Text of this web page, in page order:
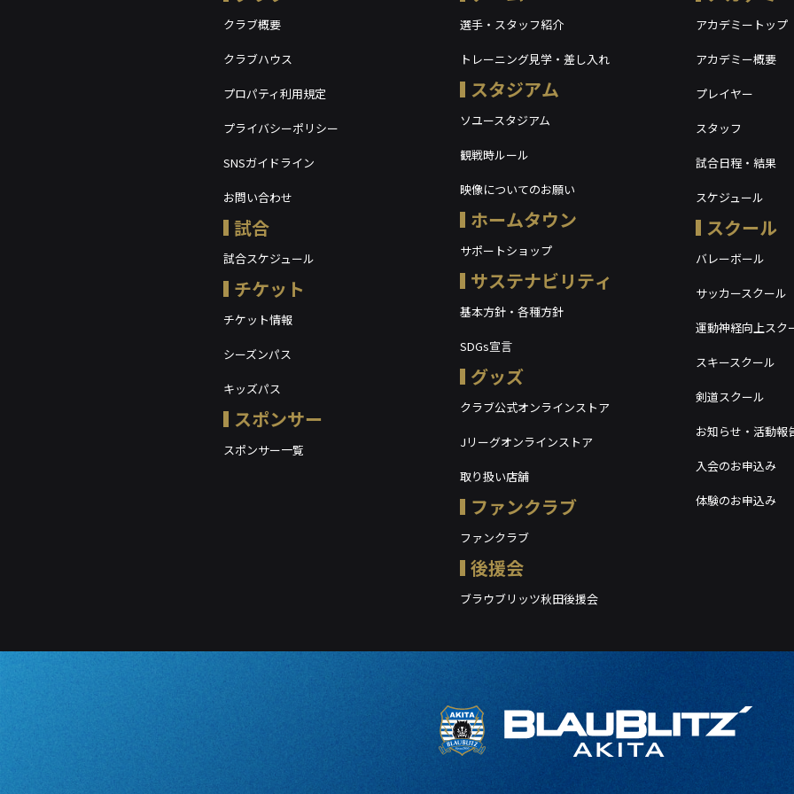
クラブ概要
クラブハウス
プロパティ利用規定
プライバシーポリシー
SNSガイドライン
お問い合わせ
試合
試合スケジュール
チケット
チケット情報
シーズンパス
キッズパス
スポンサー
スポンサー一覧
選手・スタッフ紹介
トレーニング見学・差し入れ
スタジアム
ソユースタジアム
観戦時ルール
映像についてのお願い
ホームタウン
サポートショップ
サステナビリティ
基本方針・各種方針
SDGs宣言
グッズ
クラブ公式オンラインストア
Jリーグオンラインストア
取り扱い店舗
ファンクラブ
ファンクラブ
後援会
ブラウブリッツ秋田後援会
アカデミートップ
アカデミー概要
プレイヤー
スタッフ
試合日程・結果
スケジュール
スクール
バレーボール
サッカースクール
運動神経向上スク
スキースクール
剣道スクール
お知らせ・活動報
入会のお申込み
体験のお申込み